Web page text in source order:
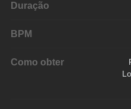
Duração
BPM
Como obter